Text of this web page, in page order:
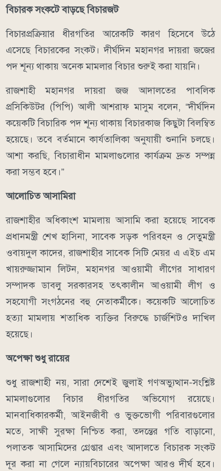
বিচারক সংকটে বাড়ছে বিচারজট
বিচারপ্রক্রিয়ার ধীরগতির আরেকটি কারণ হিসেবে উঠে
এসেছে বিচারকের সংকট। দীর্ঘদিন মহানগর দায়রা জজের
পদ শূন্য থাকায় অনেক মামলার বিচার শুরুই করা যায়নি।
রাজশাহী মহানগর দায়রা জজ আদালতের পাবলিক
প্রসিকিউটর (পিপি) আলী আশরাফ মাসুম বলেন, “দীর্ঘদিন
কয়েকটি বিচারিক পদ শূন্য থাকায় বিচারকাজ কিছুটা বিলম্বিত
হয়েছে। তবে বর্তমানে কার্যতালিকা অনুযায়ী শুনানি চলছে।
আশা করছি, বিচারাধীন মামলাগুলোর কার্যক্রম দ্রুত সম্পন্ন
করা সম্ভব হবে।”
আলোচিত আসামিরা
রাজশাহীর অধিকাংশ মামলায় আসামি করা হয়েছে সাবেক
প্রধানমন্ত্রী শেখ হাসিনা, সাবেক সড়ক পরিবহন ও সেতুমন্ত্রী
ওবায়দুল কাদের, রাজশাহীর সাবেক সিটি মেয়র এ এইচ এম
খায়রুজ্জামান লিটন, মহানগর আওয়ামী লীগের সাধারণ
সম্পাদক ডাবলু সরকারসহ তৎকালীন আওয়ামী লীগ ও
সহযোগী সংগঠনের বহু নেতাকর্মীকে। কয়েকটি আলোচিত
হত্যা মামলায় শতাধিক ব্যক্তির বিরুদ্ধে চার্জশিটও দাখিল
হয়েছে।
অপেক্ষা শুধু রায়ের
শুধু রাজশাহী নয়, সারা দেশেই জুলাই গণঅভ্যুত্থান-সংশ্লিষ্ট
মামলাগুলোর বিচার ধীরগতির অভিযোগ রয়েছে।
মানবাধিকারকর্মী, আইনজীবী ও ভুক্তভোগী পরিবারগুলোর
মতে, সাক্ষী সুরক্ষা নিশ্চিত করা, তদন্তের গতি বাড়ানো,
পলাতক আসামিদের গ্রেপ্তার এবং আদালতে বিচারক সংকট
দূর করা না গেলে ন্যায়বিচারের অপেক্ষা আরও দীর্ঘ হবে।